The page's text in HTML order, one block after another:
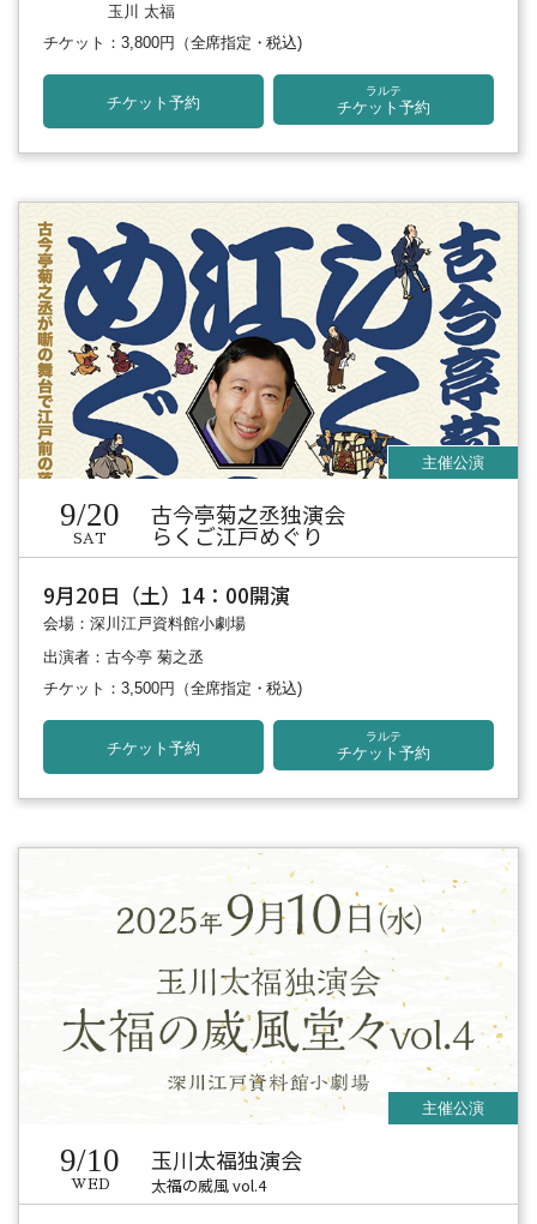
玉川 太福
チケット：3,800円
（全席指定・税込)
チケット予約
ラルテ
チケット予約
9/20
SAT
古今亭菊之丞独演会
らくご江戸めぐり
9月20日（土）14：00開演
会場：深川江戸資料館小劇場
出演者：古今亭 菊之丞
チケット：3,500円
（全席指定・税込)
チケット予約
ラルテ
チケット予約
9/10
WED
玉川太福独演会
太福の威風 vol.4